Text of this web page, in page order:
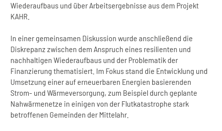
Wiederaufbaus und über Arbeitsergebnisse aus dem Projekt
KAHR.
In einer gemeinsamen Diskussion wurde anschließend die
Diskrepanz zwischen dem Anspruch eines resilienten und
nachhaltigen Wiederaufbaus und der Problematik der
Finanzierung thematisiert. Im Fokus stand die Entwicklung und
Umsetzung einer auf erneuerbaren Energien basierenden
Strom- und Wärmeversorgung, zum Beispiel durch geplante
Nahwärmenetze in einigen von der Flutkatastrophe stark
betroffenen Gemeinden der Mittelahr.